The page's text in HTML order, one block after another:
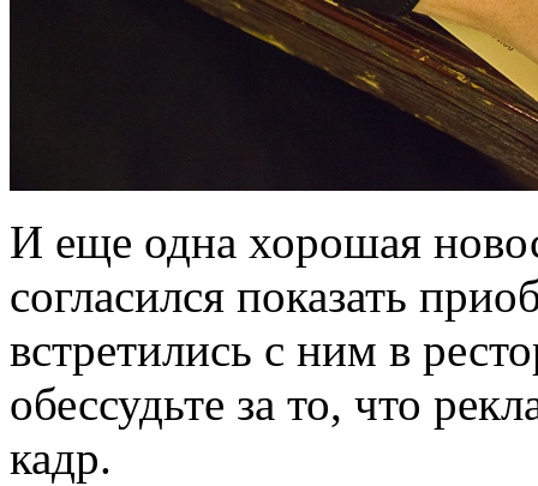
И еще одна хорошая
согласился показать
встретились с ним в
обессудьте за то, что
кадр.